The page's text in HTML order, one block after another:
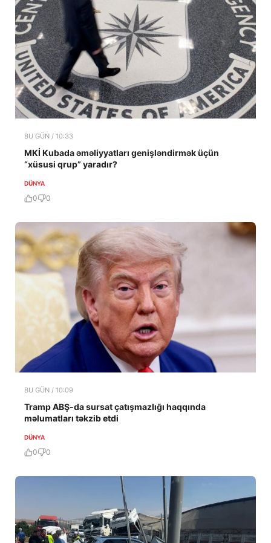
BU GÜN / 10:33
MKİ Kubada əməliyyatları genişləndirmək üçün
“xüsusi qrup” yaradır?
DÜNYA
0 0
BU GÜN / 10:09
Tramp ABŞ-da sursat çatışmazlığı haqqında
məlumatları təkzib etdi
DÜNYA
0 0